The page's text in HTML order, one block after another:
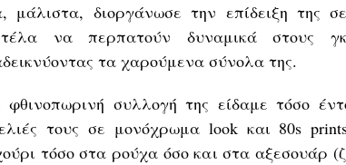
μάλιστα, διοργάνωσε την επίδειξη της
να περπατούν δυναμικά στους
τα χαρούμενα σύνολα της.
φθινοπωρινή συλλογή της είδαμε τόσο
τους σε μονόχρωμα look και 80s
τόσο στα ρούχα όσο και στα αξεσουάρ